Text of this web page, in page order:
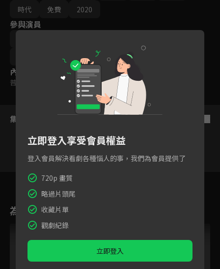
的風暴。箍家的婷之與弟妹們相互扶持與補位，更用智慧牽引帶領
時代
免費 2020
參與演員
內容標籤
普遍級
集數列表
16 17
為您推薦
立即登入享受會員權益
登入會員解決看劇各種惱人的事，我們為會員提供了
720p 畫質
略過片頭尾
收藏片單
觀劇紀錄
立即登入